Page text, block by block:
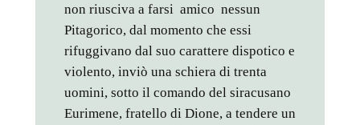
non riusciva a farsi amico nessun
Pitagorico, dal momento che essi
rifuggivano dal suo carattere dispotico e
violento, inviò una schiera di trenta
uomini, sotto il comando del siracusano
Eurimene, fratello di Dione, a tendere un